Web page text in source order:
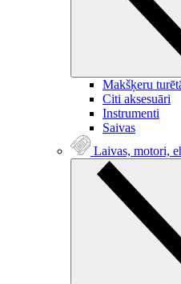
Makšķeru
Citi aksesuāri
Instrumenti
Saivas
Laivas, motori,